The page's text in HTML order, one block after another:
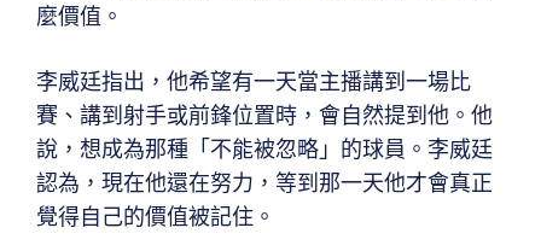
麼價值。
李威廷指出，他希望有一天當主播講到一場比
賽、講到射手或前鋒位置時，會自然提到他。他
說，想成為那種「不能被忽略」的球員。李威廷
認為，現在他還在努力，等到那一天他才會真正
覺得自己的價值被記住。